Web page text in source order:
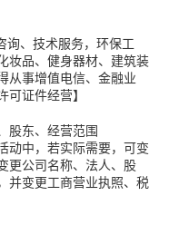
询、技术服务，环保工
妆品、健身器材、建筑装
从事增值电信、金融业
证件经营】
股东、经营范围
动中，若实际需要，可变
更公司名称、法人、股
并变更工商营业执照、税